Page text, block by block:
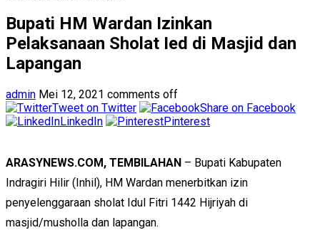
Bupati HM Wardan Izinkan
Pelaksanaan Sholat Ied di Masjid dan
Lapangan
admin Mei 12, 2021 comments off
Tweet on Twitter
Share on Facebook
LinkedIn
Pinterest
ARASYNEWS.COM, TEMBILAHAN – Bupati Kabupaten
Indragiri Hilir (Inhil), HM Wardan menerbitkan izin
penyelenggaraan sholat Idul Fitri 1442 Hijriyah di
masjid/musholla dan lapangan.